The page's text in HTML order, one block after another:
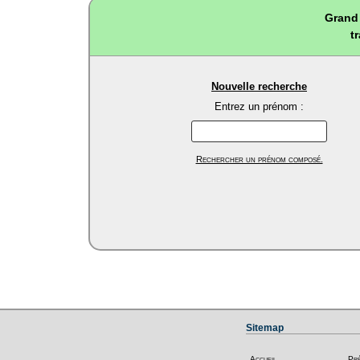
Nouvelle recherche
Entrez un prénom :
Rechercher un prénom composé.
Sitemap